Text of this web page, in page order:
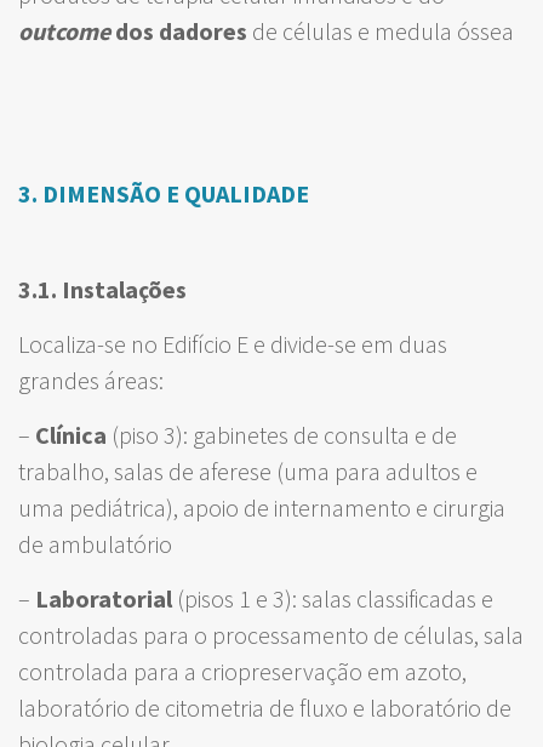
outcomedos dadores de células e medula óssea
3. DIMENSÃO E QUALIDADE
3.1. Instalações
Localiza-se no Edifício E e divide-se em duas
grandes áreas:
– Clínica (piso 3): gabinetes de consulta e de
trabalho, salas de aferese (uma para adultos e
uma pediátrica), apoio de internamento e cirurgia
de ambulatório
– Laboratorial (pisos 1 e 3): salas classificadas e
controladas para o processamento de células, sala
controlada para a criopreservação em azoto,
laboratório de citometria de fluxo e laboratório de